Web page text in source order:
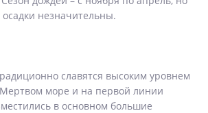
незначительны.
славятся высоким уровнем
море и на первой линии
в основном большие